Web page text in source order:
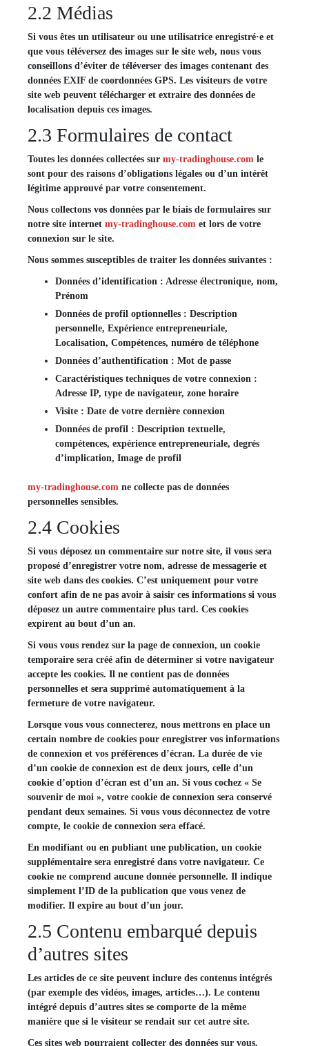
2.2 Médias
Si vous êtes un utilisateur ou une utilisatrice enregistré·e et
que vous téléversez des images sur le site web, nous vous
conseillons d’éviter de téléverser des images contenant des
données EXIF de coordonnées GPS. Les visiteurs de votre
site web peuvent télécharger et extraire des données de
localisation depuis ces images.
2.3 Formulaires de contact
Toutes les données collectées sur my-tradinghouse.com le
sont pour des raisons d’obligations légales ou d’un intérêt
légitime approuvé par votre consentement.
Nous collectons vos données par le biais de formulaires sur
notre site internet my-tradinghouse.com et lors de votre
connexion sur le site.
Nous sommes susceptibles de traiter les données suivantes :
Données d’identification : Adresse électronique, nom,
Prénom
Données de profil optionnelles : Description
personnelle, Expérience entrepreneuriale,
Localisation, Compétences, numéro de téléphone
Données d’authentification : Mot de passe
Caractéristiques techniques de votre connexion :
Adresse IP, type de navigateur, zone horaire
Visite : Date de votre dernière connexion
Données de profil : Description textuelle,
compétences, expérience entrepreneuriale, degrés
d’implication, Image de profil
my-tradinghouse.com ne collecte pas de données
personnelles sensibles.
2.4 Cookies
Si vous déposez un commentaire sur notre site, il vous sera
proposé d’enregistrer votre nom, adresse de messagerie et
site web dans des cookies. C’est uniquement pour votre
confort afin de ne pas avoir à saisir ces informations si vous
déposez un autre commentaire plus tard. Ces cookies
expirent au bout d’un an.
Si vous vous rendez sur la page de connexion, un cookie
temporaire sera créé afin de déterminer si votre navigateur
accepte les cookies. Il ne contient pas de données
personnelles et sera supprimé automatiquement à la
fermeture de votre navigateur.
Lorsque vous vous connecterez, nous mettrons en place un
certain nombre de cookies pour enregistrer vos informations
de connexion et vos préférences d’écran. La durée de vie
d’un cookie de connexion est de deux jours, celle d’un
cookie d’option d’écran est d’un an. Si vous cochez « Se
souvenir de moi », votre cookie de connexion sera conservé
pendant deux semaines. Si vous vous déconnectez de votre
compte, le cookie de connexion sera effacé.
En modifiant ou en publiant une publication, un cookie
supplémentaire sera enregistré dans votre navigateur. Ce
cookie ne comprend aucune donnée personnelle. Il indique
simplement l’ID de la publication que vous venez de
modifier. Il expire au bout d’un jour.
2.5 Contenu embarqué depuis
d’autres sites
Les articles de ce site peuvent inclure des contenus intégrés
(par exemple des vidéos, images, articles…). Le contenu
intégré depuis d’autres sites se comporte de la même
manière que si le visiteur se rendait sur cet autre site.
Ces sites web pourraient collecter des données sur vous,